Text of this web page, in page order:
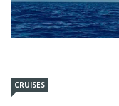
CRUISES